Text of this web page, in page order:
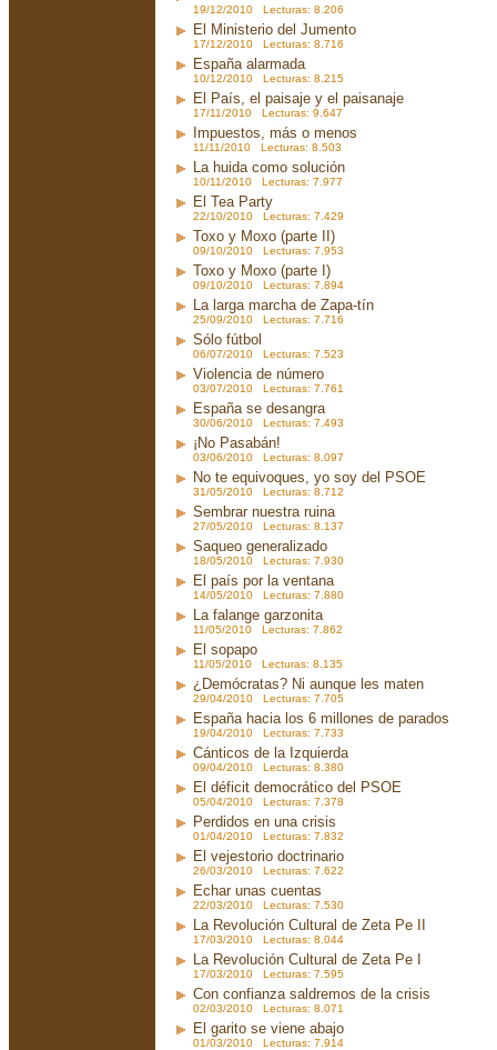
19/12/2010 Lecturas: 8.206
El Ministerio del Jumento
17/12/2010 Lecturas: 8.716
España alarmada
10/12/2010 Lecturas: 8.215
El País, el paisaje y el paisanaje
17/11/2010 Lecturas: 9.647
Impuestos, más o menos
11/11/2010 Lecturas: 8.503
La huida como solución
10/11/2010 Lecturas: 7.977
El Tea Party
22/10/2010 Lecturas: 7.429
Toxo y Moxo (parte II)
09/10/2010 Lecturas: 7.953
Toxo y Moxo (parte I)
09/10/2010 Lecturas: 7.894
La larga marcha de Zapa-tín
25/09/2010 Lecturas: 7.716
Sólo fútbol
06/07/2010 Lecturas: 7.523
Violencia de número
03/07/2010 Lecturas: 7.761
España se desangra
30/06/2010 Lecturas: 7.493
¡No Pasabán!
03/06/2010 Lecturas: 8.097
No te equivoques, yo soy del PSOE
31/05/2010 Lecturas: 8.712
Sembrar nuestra ruina
27/05/2010 Lecturas: 8.137
Saqueo generalizado
18/05/2010 Lecturas: 7.930
El país por la ventana
14/05/2010 Lecturas: 7.880
La falange garzonita
11/05/2010 Lecturas: 7.862
El sopapo
11/05/2010 Lecturas: 8.135
¿Demócratas? Ni aunque les maten
29/04/2010 Lecturas: 7.705
España hacia los 6 millones de parados
19/04/2010 Lecturas: 7.733
Cánticos de la Izquierda
09/04/2010 Lecturas: 8.380
El déficit democrático del PSOE
05/04/2010 Lecturas: 7.378
Perdidos en una crisis
01/04/2010 Lecturas: 7.832
El vejestorio doctrinario
26/03/2010 Lecturas: 7.622
Echar unas cuentas
22/03/2010 Lecturas: 7.530
La Revolución Cultural de Zeta Pe II
17/03/2010 Lecturas: 8.044
La Revolución Cultural de Zeta Pe I
17/03/2010 Lecturas: 7.595
Con confianza saldremos de la crisis
02/03/2010 Lecturas: 8.071
El garito se viene abajo
01/03/2010 Lecturas: 7.914